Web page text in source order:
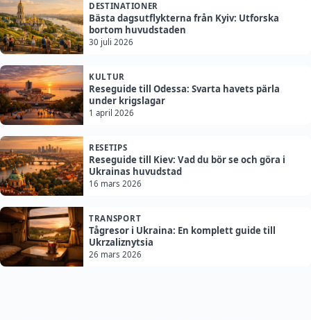
DESTINATIONER
Bästa dagsutflykterna från Kyiv: Utforska
bortom huvudstaden
30 juli 2026
KULTUR
Reseguide till Odessa: Svarta havets pärla
under krigslagar
1 april 2026
RESETIPS
Reseguide till Kiev: Vad du bör se och göra i
Ukrainas huvudstad
16 mars 2026
TRANSPORT
Tågresor i Ukraina: En komplett guide till
Ukrzaliznytsia
26 mars 2026